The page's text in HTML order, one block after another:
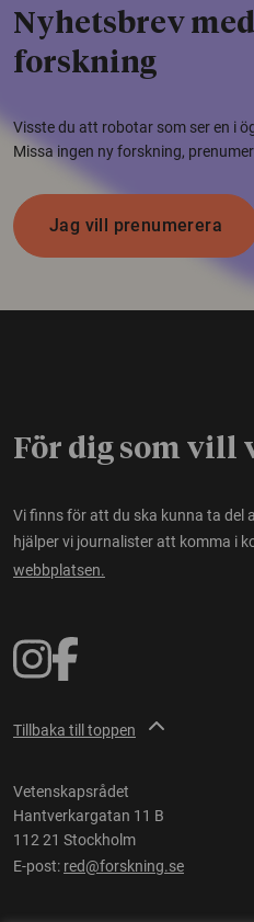
Nyhetsbrev
forskning
Visste du att robotar som ser en i
Missa ingen ny forskning,
Jag vill prenumerera
För dig som vill
Vi finns för att du ska kunna ta del
hjälper vi journalister att komma i
webbplatsen.
Tillbaka till toppen
Vetenskapsrådet
Hantverkargatan 11 B
112 21 Stockholm
E-post: red@forskning.se